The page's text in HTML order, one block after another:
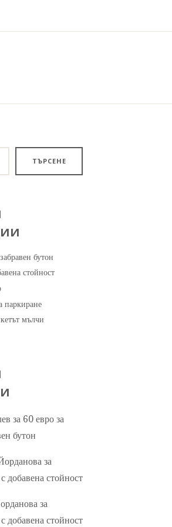
ТЪРСЕНЕ
бутон
стойност
паркиране
мълчи
за 60 евро за
бутон
за
добавена стойност
за
добавена стойност